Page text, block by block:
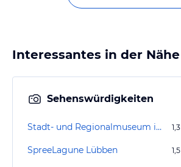
Interessantes in der Nähe
Sehenswürdigkeiten
Stadt- und Regionalmuseum im Schloss zu Lübben 1,3
SpreeLagune Lübben 1,5